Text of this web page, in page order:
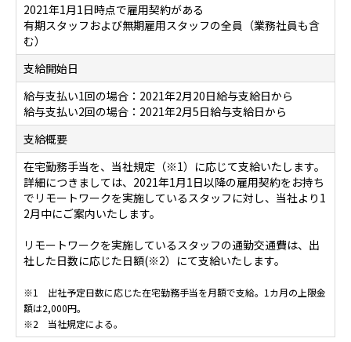
2021年1月1日時点で雇用契約がある
有期スタッフおよび無期雇用スタッフの全員（業務社員も含
む）
支給開始日
給与支払い1回の場合：2021年2月20日給与支給日から
給与支払い2回の場合：2021年2月5日給与支給日から
支給概要
在宅勤務手当を、当社規定（※1）に応じて支給いたします。
詳細につきましては、2021年1月1日以降の雇用契約をお持ち
でリモートワークを実施しているスタッフに対し、当社より1
2月中にご案内いたします。
リモートワークを実施しているスタッフの通勤交通費は、出
社した日数に応じた日額(※2）にて支給いたします。
※1 出社予定日数に応じた在宅勤務手当を月額で支給。1カ月の上限金
額は2,000円。
※2 当社規定による。